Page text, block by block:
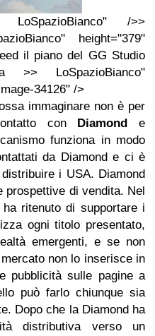
/>>
height="379"
il piano del GG Studio
>> LoSpazioBianco"
34126" />
immaginare non è per
con
Diamond
e
funziona in modo
da Diamond e ci è
i USA. Diamond
di vendita. Nel
ritenuto di supportare i
ogni titolo presentato,
emergenti, e se non
non lo inserisce in
pubblicità sulle pagine a
può farlo chiunque sia
Dopo che la Diamond ha
distributiva verso un